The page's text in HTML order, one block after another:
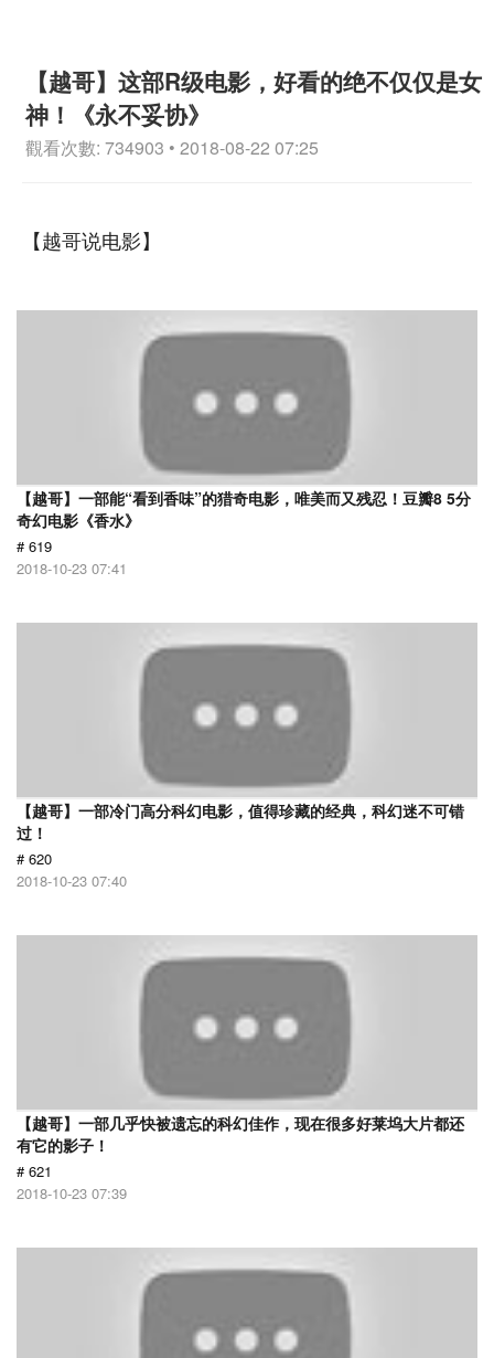
【越哥】这部R级电影，好看的绝不仅仅是女
神！《永不妥协》
觀看次數: 734903 • 2018-08-22 07:25
【越哥说电影】
【越哥】一部能“看到香味”的猎奇电影，唯美而又残忍！豆瓣8 5分
奇幻电影《香水》
# 619
2018-10-23 07:41
【越哥】一部冷门高分科幻电影，值得珍藏的经典，科幻迷不可错
过！
# 620
2018-10-23 07:40
【越哥】一部几乎快被遗忘的科幻佳作，现在很多好莱坞大片都还
有它的影子！
# 621
2018-10-23 07:39